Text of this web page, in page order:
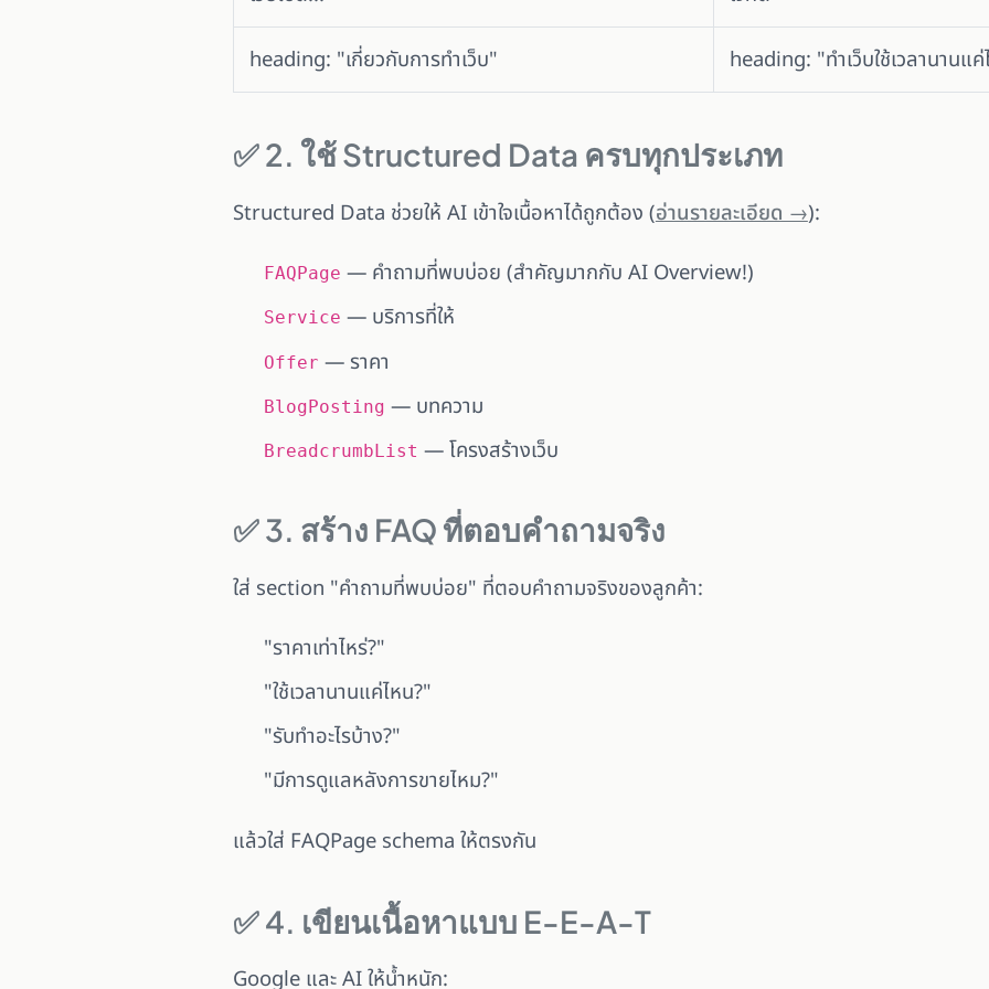
heading: "เกี่ยวกับการทำเว็บ" heading: "ทำเว็บใช้เวลานานแ
✅ 2. ใช้ Structured Data ครบทุกประเภท
Structured Data ช่วยให้ AI เข้าใจเนื้อหาได้ถูกต้อง (อ่านรายละเอียด →):
FAQPage — คำถามที่พบบ่อย (สำคัญมากกับ AI Overview!)
Service — บริการที่ให้
Offer — ราคา
BlogPosting — บทความ
BreadcrumbList — โครงสร้างเว็บ
✅ 3. สร้าง FAQ ที่ตอบคำถามจริง
ใส่ section "คำถามที่พบบ่อย" ที่ตอบคำถามจริงของลูกค้า:
"ราคาเท่าไหร่?"
"ใช้เวลานานแค่ไหน?"
"รับทำอะไรบ้าง?"
"มีการดูแลหลังการขายไหม?"
แล้วใส่ FAQPage schema ให้ตรงกัน
✅ 4. เขียนเนื้อหาแบบ E-E-A-T
Google และ AI ให้น้ำหนัก: